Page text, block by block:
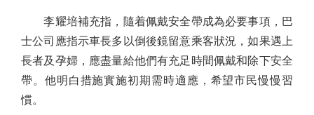
李耀培補充指，隨着佩戴安全帶成為必要事項，巴
士公司應指示車長多以倒後鏡留意乘客狀況，如果遇上
長者及孕婦，應盡量給他們有充足時間佩戴和除下安全
帶。他明白措施實施初期需時適應，希望市民慢慢習
慣。